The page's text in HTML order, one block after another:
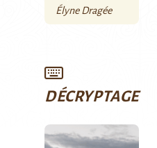
Élyne Dragée
DÉCRYPTAGE